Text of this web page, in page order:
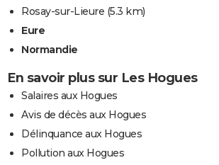
Rosay-sur-Lieure (5.3 km)
Eure
Normandie
En savoir plus sur Les Hogues
Salaires aux Hogues
Avis de décès aux Hogues
Délinquance aux Hogues
Pollution aux Hogues